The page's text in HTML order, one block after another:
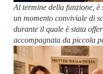
Al termine della funzione,
un momento conviviale di
durante il quale è stata
accompagnata da piccola